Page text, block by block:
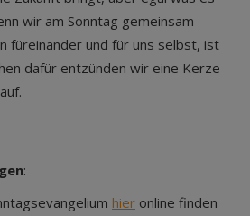
wir am Sonntag gemeinsam
füreinander und für uns selbst, ist
dafür entzünden wir eine Kerze
:
hier online finden